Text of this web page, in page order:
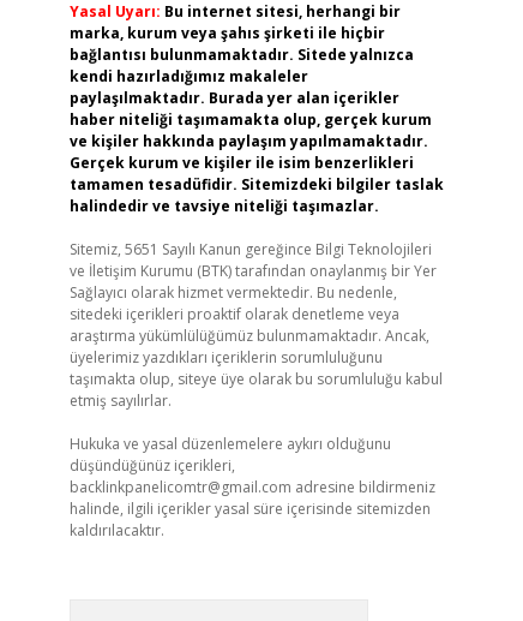
Yasal Uyarı: Bu internet sitesi, herhangi bir
marka, kurum veya şahıs şirketi ile hiçbir
bağlantısı bulunmamaktadır. Sitede yalnızca
kendi hazırladığımız makaleler
paylaşılmaktadır. Burada yer alan içerikler
haber niteliği taşımamakta olup, gerçek kurum
ve kişiler hakkında paylaşım yapılmamaktadır.
Gerçek kurum ve kişiler ile isim benzerlikleri
tamamen tesadüfidir. Sitemizdeki bilgiler taslak
halindedir ve tavsiye niteliği taşımazlar.
Sitemiz, 5651 Sayılı Kanun gereğince Bilgi Teknolojileri
ve İletişim Kurumu (BTK) tarafından onaylanmış bir Yer
Sağlayıcı olarak hizmet vermektedir. Bu nedenle,
sitedeki içerikleri proaktif olarak denetleme veya
araştırma yükümlülüğümüz bulunmamaktadır. Ancak,
üyelerimiz yazdıkları içeriklerin sorumluluğunu
taşımakta olup, siteye üye olarak bu sorumluluğu kabul
etmiş sayılırlar.
Hukuka ve yasal düzenlemelere aykırı olduğunu
düşündüğünüz içerikleri,
backlinkpanelicomtr@gmail.com adresine bildirmeniz
halinde, ilgili içerikler yasal süre içerisinde sitemizden
kaldırılacaktır.